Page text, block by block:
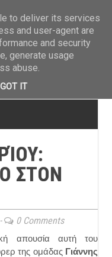
ΣΤΟΝ
0 Comments
απουσία αυτή του
της ομάδαςΓιάννης
to deliver its services
and user-agent are
and security
generate usage
abuse.
GOT IT